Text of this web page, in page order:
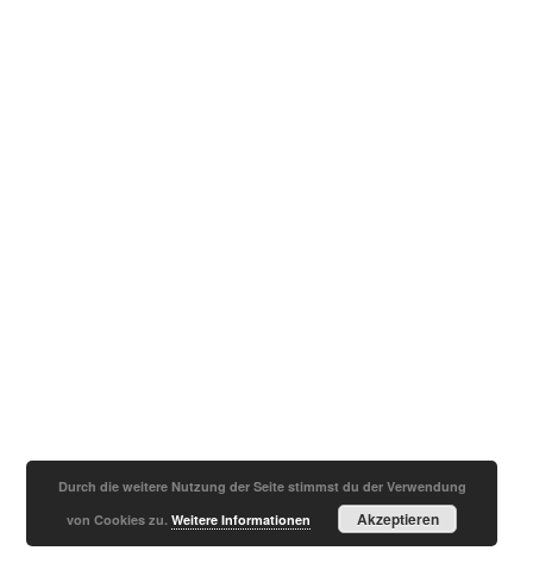
Durch die weitere Nutzung der Seite stimmst du der Verwendung
von Cookies zu.Weitere Informationen Akzeptieren